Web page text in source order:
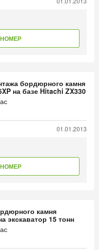
бордюрного камня
на базе Hitachi ZX330
01.01.2013
камня
экскаватор 15 тонн